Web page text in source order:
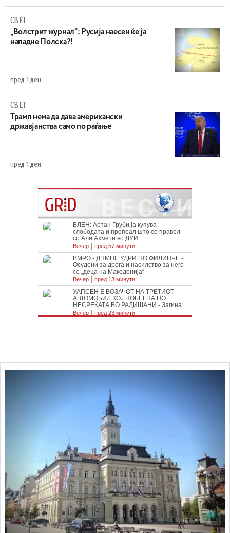
СВЕТ
„Волстрит журнал“: Русија наесен ќе ја
нападне Полска?!
пред 1 ден
СВЕТ
Трамп нема да дава американски
државјанства само по раѓање
пред 1 ден